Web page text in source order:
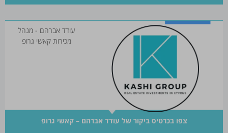
עודד אברהם - מנהל
מכירות קאשי גרופ
צפו בכרטיס ביקור של עודד אברהם – קאשי גרופ